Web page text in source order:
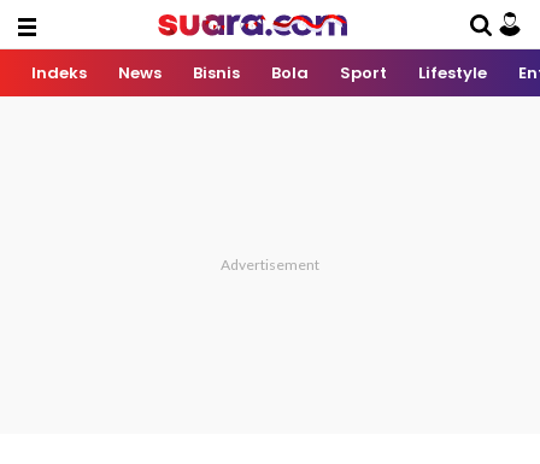
Indeks News Bisnis Bola Sport Lifestyle